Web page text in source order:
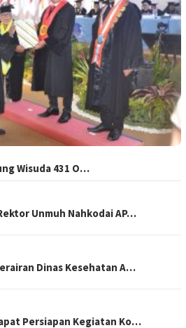
Wisuda 431 O…
Unmuh Nahkodai AP…
Dinas Kesehatan A…
Persiapan Kegiatan Ko…